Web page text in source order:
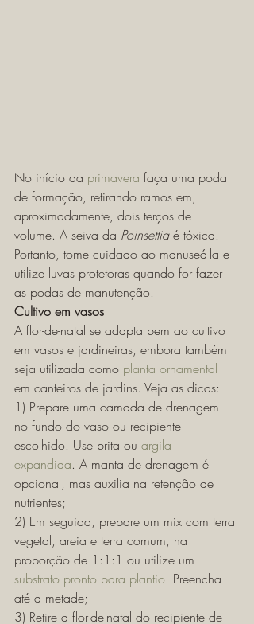
No início da primavera faça uma poda
de formação, retirando ramos em,
aproximadamente, dois terços de
volume. A seiva da Poinsettia é tóxica.
Portanto, tome cuidado ao manuseá-la e
utilize luvas protetoras quando for fazer
as podas de manutenção.
Cultivo em vasos
A flor-de-natal se adapta bem ao cultivo
em vasos e jardineiras, embora também
seja utilizada como planta ornamental
em canteiros de jardins. Veja as dicas:
1) Prepare uma camada de drenagem
no fundo do vaso ou recipiente
escolhido. Use brita ou argila
expandida. A manta de drenagem é
opcional, mas auxilia na retenção de
nutrientes;
2) Em seguida, prepare um mix com terra
vegetal, areia e terra comum, na
proporção de 1:1:1 ou utilize um
substrato pronto para plantio. Preencha
até a metade;
3) Retire a flor-de-natal do recipiente de